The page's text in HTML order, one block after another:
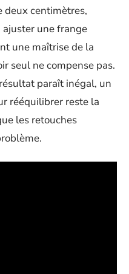
deux centimètres,
une frange
une maîtrise de la
seul ne compense pas.
paraît inégal, un
rééquilibrer reste la
les retouches